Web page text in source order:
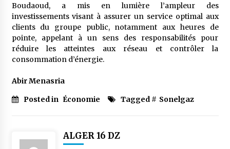
Boudaoud, a mis en lumière l’ampleur des
investissements visant à assurer un service optimal aux
clients du groupe public, notamment aux heures de
pointe, appelant à un sens des responsabilités pour
réduire les atteintes aux réseau et contrôler la
consommation d’énergie.
Abir Menasria
Posted in Économie Tagged # Sonelgaz
ALGER 16 DZ